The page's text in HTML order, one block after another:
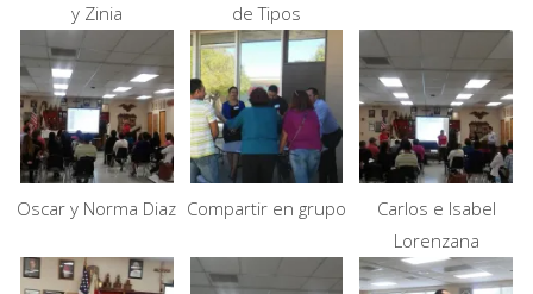
y Zinia
de Tipos
Oscar y Norma Diaz Compartir en grupo
Carlos e Isabel
Lorenzana